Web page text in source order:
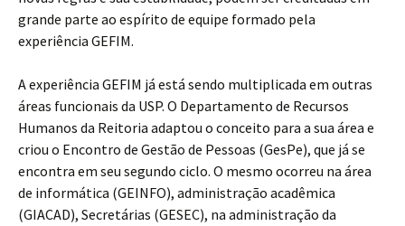
grande parte ao espírito de equipe formado pela
experiência GEFIM.
A experiência GEFIM já está sendo multiplicada em outras
áreas funcionais da USP. O Departamento de Recursos
Humanos da Reitoria adaptou o conceito para a sua área e
criou o Encontro de Gestão de Pessoas (GesPe), que já se
encontra em seu segundo ciclo. O mesmo ocorreu na área
de informática (GEINFO), administração acadêmica
(GIACAD), Secretárias (GESEC), na administração da